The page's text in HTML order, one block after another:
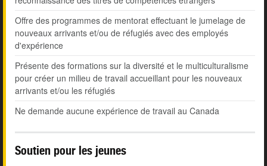
Offre des programmes de mentorat effectuant le jumelage de
nouveaux arrivants et/ou de réfugiés avec des employés
d'expérience
Présente des formations sur la diversité et le multiculturalisme
pour créer un milieu de travail accueillant pour les nouveaux
arrivants et/ou les réfugiés
Ne demande aucune expérience de travail au Canada
Soutien pour les jeunes